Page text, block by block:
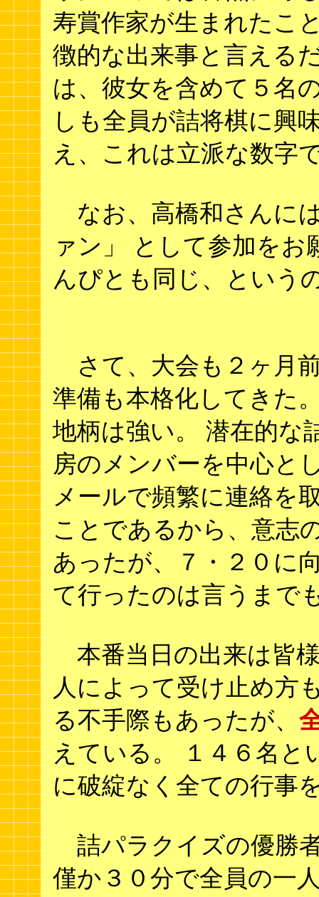
寿賞作家が生まれたこ
徴的な出来事と言える
は、彼女を含めて５名
しも全員が詰将棋に興
え、これは立派な数字
なお、高橋和さんに
ァン」 として参加を
んぴとも同じ、という
さて、大会も２ヶ月
準備も本格化してきた
地柄は強い。 潜在的な
房のメンバーを中心と
メールで頻繁に連絡を
ことであるから、意志
あったが、７・２０に
て行ったのは言うまで
本番当日の出来は皆
人によって受け止め方
る不手際もあったが、
えている。 １４６名と
に破綻なく全ての行事
詰パラクイズの優勝
僅か３０分で全員の一